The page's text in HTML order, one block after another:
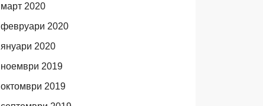
март 2020
февруари 2020
януари 2020
ноември 2019
октомври 2019